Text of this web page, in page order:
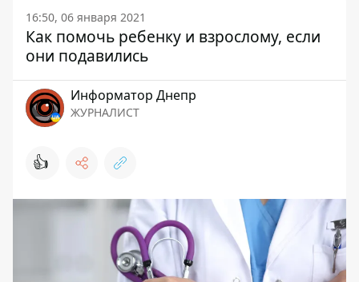
16:50, 06 января 2021
Как помочь ребенку и взрослому, если
они подавились
Информатор Днепр
ЖУРНАЛИСТ
👍